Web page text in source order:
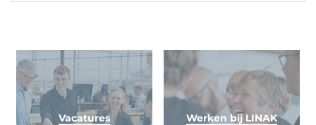
Vacatures Werken bij LINAK